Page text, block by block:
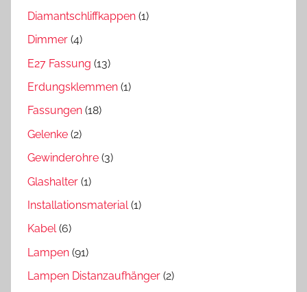
Diamantschliffkappen (1)
Dimmer (4)
E27 Fassung (13)
Erdungsklemmen (1)
Fassungen (18)
Gelenke (2)
Gewinderohre (3)
Glashalter (1)
Installationsmaterial(1)
Kabel(6)
Lampen (91)
Lampen Distanzaufhänger (2)